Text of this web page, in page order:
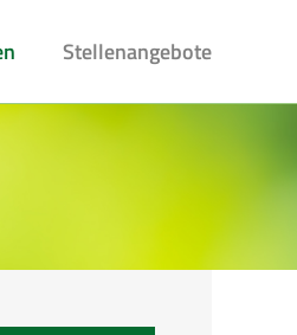
Stellenangebote